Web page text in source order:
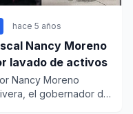
hace 5 años
Nancy Moreno
lavado de activos
Nancy Moreno
el gobernador de